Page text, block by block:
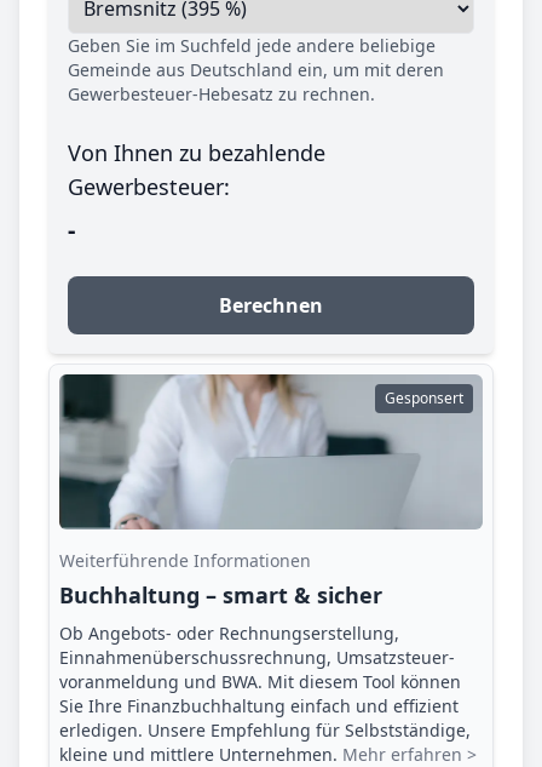
Geben Sie im Suchfeld jede andere beliebige
Gemeinde aus Deutschland ein, um mit deren
Gewerbesteuer-Hebesatz zu rechnen.
Von Ihnen zu bezahlende
Gewerbesteuer:
-
Berechnen
Gesponsert
Weiterführende Informationen
Buchhaltung – smart & sicher
Ob Angebots- oder Rechnungserstellung,
Einnahmenüberschuss­rechnung, Umsatzsteuer­
voranmeldung und BWA. Mit diesem Tool können
Sie Ihre Finanz­buchhaltung einfach und effizient
erledigen. Unsere Empfehlung für Selbstständige,
kleine und mittlere Unternehmen. Mehr erfahren >